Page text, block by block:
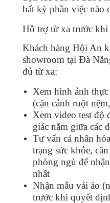
bất kỳ phần việc nào
Hỗ trợ từ xa trước khi
Khách hàng Hội An
showroom tại Đà
đủ từ xa:
Xem hình ảnh
(cận cảnh ruột
Xem video test độ
giác nằm giữa các
Tư vấn cá nhân
trạng sức khỏe,
phòng ngủ để
nhất
Nhận mẫu vải áo
trước khi quyết